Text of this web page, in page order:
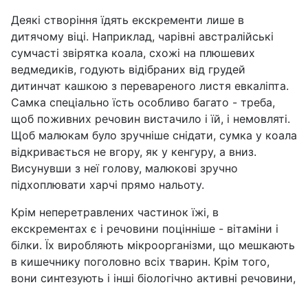
Деякі створіння їдять екскременти лише в
дитячому віці. Наприклад, чарівні австралійські
сумчасті звірятка коала, схожі на плюшевих
ведмедиків, годують відібраних від грудей
дитинчат кашкою з перевареного листя евкаліпта.
Самка спеціально їсть особливо багато - треба,
щоб поживних речовин вистачило і їй, і немовляті.
Щоб малюкам було зручніше снідати, сумка у коала
відкривається не вгору, як у кенгуру, а вниз.
Висунувши з неї голову, малюкові зручно
підхоплювати харчі прямо нальоту.
Крім неперетравлених частинок їжі, в
екскрементах є і речовини поцінніше - вітаміни і
білки. Їх виробляють мікроорганізми, що мешкають
в кишечнику поголовно всіх тварин. Крім того,
вони синтезують і інші біологічно активні речовини,